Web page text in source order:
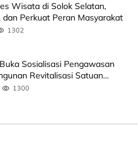
Wisata di Solok Selatan,
dan Perkuat Peran Masyarakat
1302
Sosialisasi Pengawasan
Revitalisasi Satuan
1300